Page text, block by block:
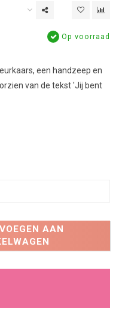
Op voorraad
een handzeep en
van de tekst 'Jij bent
AAN